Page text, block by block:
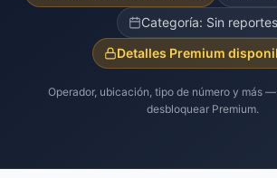
Categoría: Sin reportes
Detalles Premium
Operador, ubicación, tipo de número y más
desbloquear Premium.